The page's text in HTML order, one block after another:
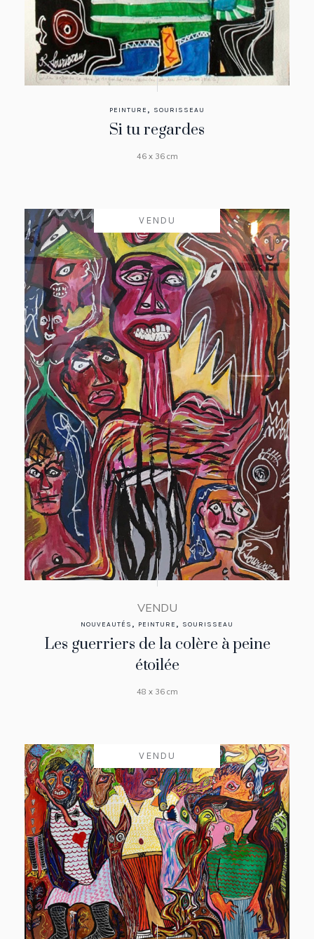
PEINTURE , SOURISSEAU
Si tu regardes
46 x 36 cm
VENDU
VENDU
NOUVEAUTÉS , PEINTURE , SOURISSEAU
Les guerriers de la colère à peine
étoilée
48 x 36 cm
VENDU